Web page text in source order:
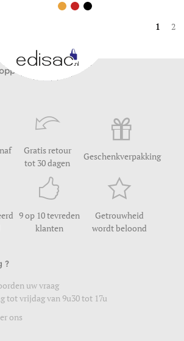
1 2
Gratis retour
tot 30 dagen
Geschenkverpakking
9 op 10 tevreden
klanten
Getrouwheid
wordt beloond
?
uw vraag
tot vrijdag van 9u30 tot 17u
ons